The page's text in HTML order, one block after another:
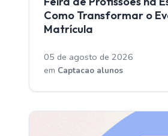
Como Transformar o
Matrícula
05 de agosto de 2026
em Captacao alunos